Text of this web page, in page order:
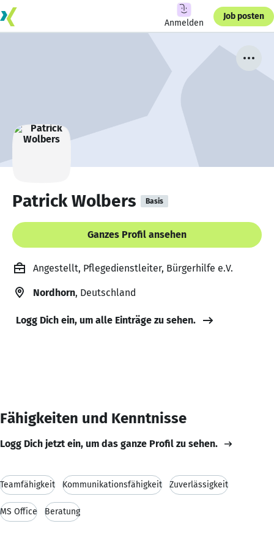
Anmelden
Job posten
Patrick Wolbers Basis
Ganzes Profil ansehen
Angestellt, Pflegedienstleiter, Bürgerhilfe e.V.
Nordhorn, Deutschland
Logg Dich ein, um alle Einträge zu sehen.
Fähigkeiten und Kenntnisse
Logg Dich jetzt ein, um das ganze Profil zu sehen.
Teamfähigkeit Kommunikationsfähigkeit Zuverlässigkeit
MS Office Beratung